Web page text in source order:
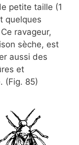
petite taille (1
quelques
ravageur,
sèche, est
aussi des
et
(Fig. 85)